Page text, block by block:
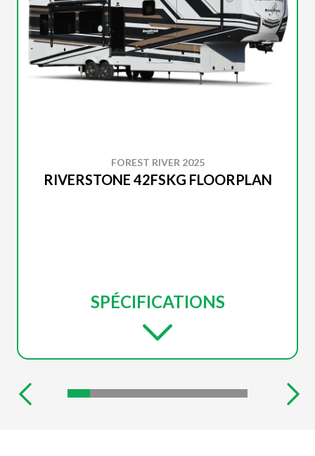
FOREST RIVER 2025
RIVERSTONE 42FSKG FLOORPLAN
SPÉCIFICATIONS